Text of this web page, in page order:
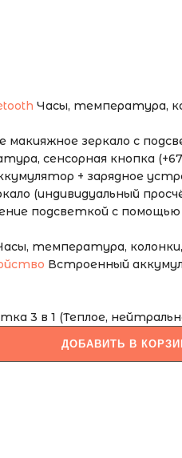
Часы, температура,
макияжное зеркало с
сенсорная кнопка
+ зарядное
(индивидуальный
подсветкой с помощью
температура,
Встроенный
3 в 1 (Теплое,
ДОБАВИТЬ В